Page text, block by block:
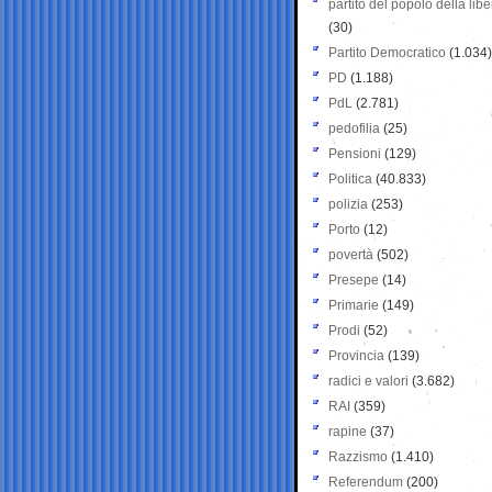
partito del popolo della
(30)
Partito Democratico (1.034)
PD (1.188)
PdL (2.781)
pedofilia (25)
Pensioni (129)
Politica (40.833)
polizia (253)
Porto (12)
povertà (502)
Presepe (14)
Primarie (149)
Prodi (52)
Provincia (139)
radici e valori (3.682)
RAI (359)
rapine (37)
Razzismo (1.410)
Referendum (200)